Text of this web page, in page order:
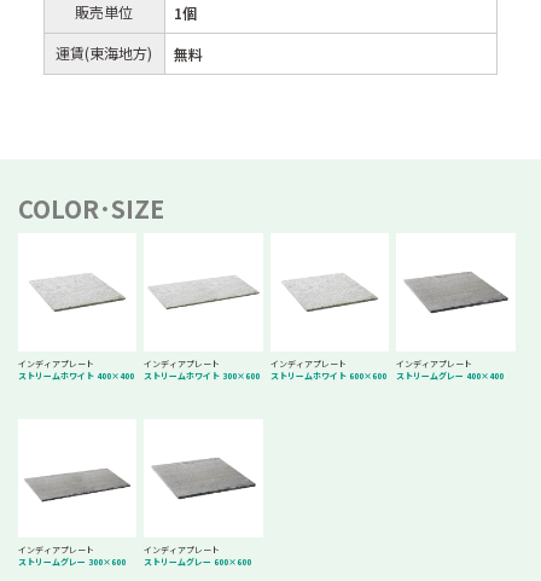
販売単位
1個
運賃(東海地方)
無料
COLOR･SIZE
インディアプレート
ストリームホワイト 400×400
インディアプレート
ストリームホワイト 300×600
インディアプレート
ストリームホワイト 600×600
インディアプレート
ストリームグレー 400×400
インディアプレート
ストリームグレー 300×600
インディアプレート
ストリームグレー 600×600